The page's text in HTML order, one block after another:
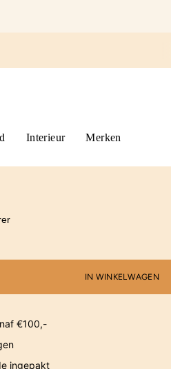
Interieur Merken
IN WINKELWAGEN
€100,-
ingepakt